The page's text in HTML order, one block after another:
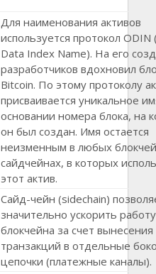
Для наименования активов
используется протокол ODIN
Data Index Name). На его
разработчиков вдохновил
Bitcoin. По этому протоколу
присваивается уникальное
основании номера блока, на
он был создан. Имя остается
неизменным в любых
сайдчейнах, в которых
этот актив.
Сайд-чейн (sidechain)
значительно ускорить работу
блокчейна за счет вынесения
транзакций в отдельные
цепочки (платежные каналы).